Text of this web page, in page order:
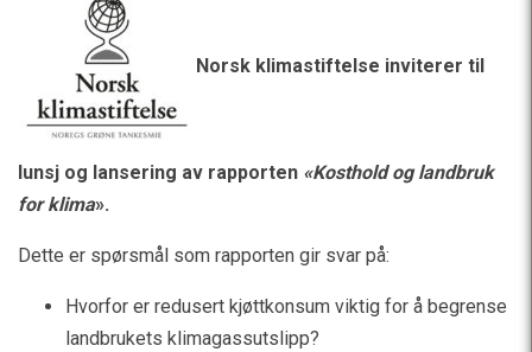
Norsk klimastiftelse inviterer til
lunsj og lansering av rapporten «Kosthold og landbruk
for klima».
Dette er spørsmål som rapporten gir svar på:
Hvorfor er redusert kjøttkonsum viktig for å begrense
landbrukets klimagassutslipp?